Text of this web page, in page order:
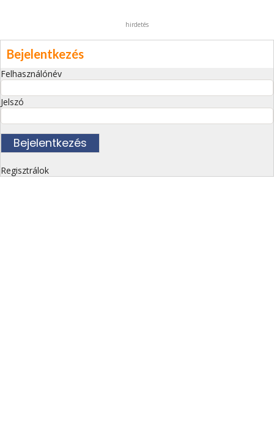
hirdetés
Bejelentkezés
Felhasználónév
Jelszó
Regisztrálok